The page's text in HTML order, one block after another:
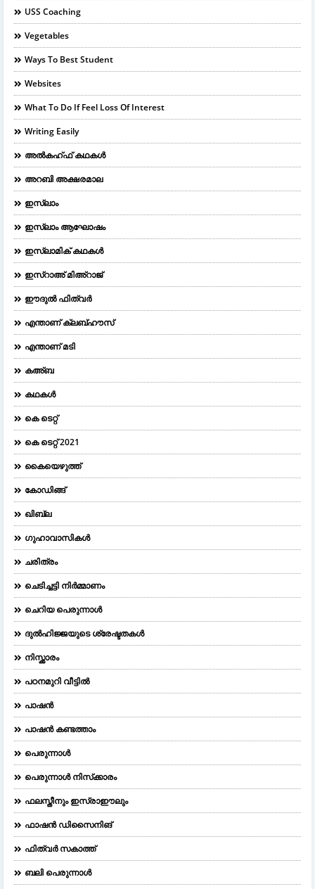
USS Coaching
Vegetables
Ways To Best Student
Websites
What To Do If Feel Loss Of Interest
Writing Easily
അൽകഹ്ഫ് കഥകൾ
അറബി അക്ഷരമാല
ഇസ്ലാം
ഇസ്ലാം ആഘോഷം
ഇസ്ലാമിക് കഥകൾ
ഇസ്റാഅ് മിഅ്റാജ്
ഈദുല്‍ ഫിത്വര്‍
എന്താണ് ക്ലബ്ഹൗസ്
എന്താണ് മടി
കഅ്ബ
കഥകൾ
കെ ടെറ്റ്
കെ ടെറ്റ് 2021
കൈയെഴുത്ത്
കോഡിങ്ങ്
ഖിബ്‌ല
ഗുഹാവാസികൾ
ചരിത്രം
ചെടിച്ചട്ടി നിർമ്മാണം
ചെറിയ പെരുന്നാള്‍
ദുല്‍ഹിജ്ജയുടെ ശ്രേഷ്ടതകള്‍
നിസ്ക്കാരം
പഠനമുറി വീട്ടിൽ
പാഷൻ
പാഷൻ കണ്ടത്താം
പെരുന്നാള്‍
പെരുന്നാള്‍ നിസ്‌ക്കാരം
ഫലസ്തീനും ഇസ്രാഈലും
ഫാഷന്‍ ഡിസൈനിങ്‌
ഫിത്വർ സകാത്ത്
ബലി പെരുന്നാള്‍